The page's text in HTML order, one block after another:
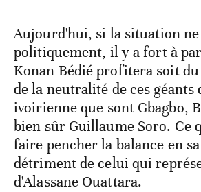
Aujourd'hui, si la situation ne
politiquement, il y a fort à
Konan Bédié profitera soit
de la neutralité de ces
ivoirienne que sont Gbagbo,
bien sûr Guillaume Soro. Ce
faire pencher la balance en
détriment de celui qui
d'Alassane Ouattara.